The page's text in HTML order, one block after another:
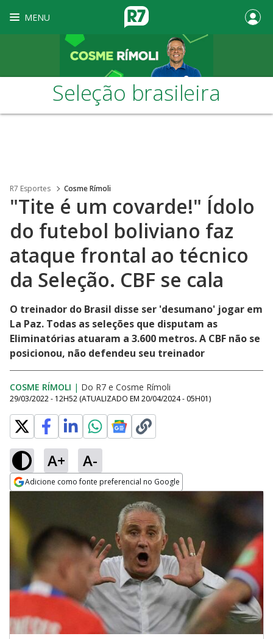
MENU
Seleção brasileira
R7 Esportes Cosme Rímoli
"Tite é um covarde!" Ídolo
do futebol boliviano faz
ataque frontal ao técnico
da Seleção. CBF se cala
O treinador do Brasil disse ser 'desumano' jogar em
La Paz. Todas as seleções que disputam as
Eliminatórias atuaram a 3.600 metros. A CBF não se
posicionou, não defendeu seu treinador
COSME RÍMOLI | Do R7 e Cosme Rímoli
29/03/2022 - 12H52 (ATUALIZADO EM 20/04/2024 - 05H01)
A+ A-
Adicione como fonte preferencial no Google